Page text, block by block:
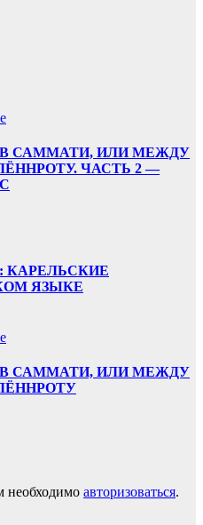
САММАТИ, ИЛИ МЕЖДУ
ЧАСТЬ 2 —
ЯЗЫКЕ
САММАТИ, ИЛИ МЕЖДУ
необходимо авторизоваться.